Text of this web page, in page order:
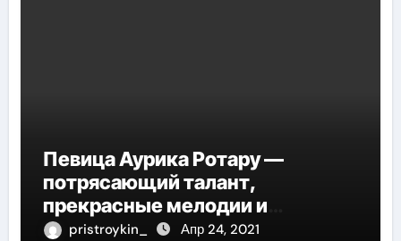
Певица Аурика Ротару —
потрясающий талант,
прекрасные мелодии и
интересные моменты из её
pristroykin_ Апр 24, 2021